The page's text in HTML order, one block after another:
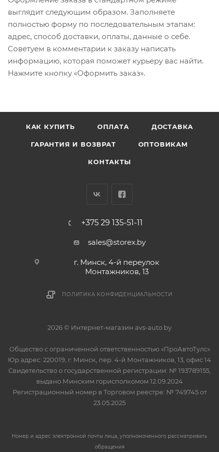
выглядит следующим образом. Заполняете
полностью форму по последовательным этапам:
адрес, способ доставки, оплаты, данные о себе.
Советуем в комментарии к заказу написать
информацию, которая поможет курьеру вас найти.
Нажмите кнопку «Оформить заказ».
КАК КУПИТЬ ОПЛАТА ДОСТАВКА
ГАРАНТИЯ И ВОЗВРАТ ОПТОВИКАМ
КОНТАКТЫ
+375 29 135-51-11
sales@storex.by
г. Минск, 4-й переулок
Монтажников, 13
ПОЛИТИКА КОНФИДЕНЦИАЛЬНОСТИ
2026 © Интернет-магазин avs-auto.by
Общество с ограниченной ответственностью «ПроАвтоТулс»
Юр.адрес: 220019, г. Минск, пер. 4-й Монтажников, 13, офис 14
Свидетельство о государственной регистрации: № 193789155,
выдано Минским горисполкомом 12.09.2024
Регистрационный номер в Торговом реестре: № 749745 от
23.05.2025
Номер и адрес электронной почты лица, уполномоченного рассматривать
обращения